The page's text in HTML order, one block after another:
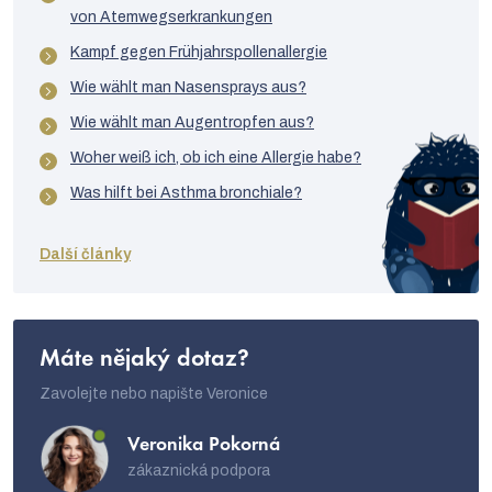
e
m
e
n
t
e
L
i
s
e
von Atemwegserkrankungen
Kampf gegen Frühjahrspollenallergie
Wie wählt man Nasensprays aus?
Wie wählt man Augentropfen aus?
Woher weiß ich, ob ich eine Allergie habe?
Was hilft bei Asthma bronchiale?
Další články
Máte nějaký dotaz?
Zavolejte nebo napište Veronice
Veronika Pokorná
zákaznická podpora